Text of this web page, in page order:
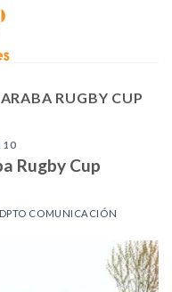
ARABA RUGBY CUP
10
Rugby Cup
DPTO COMUNICACIÓN